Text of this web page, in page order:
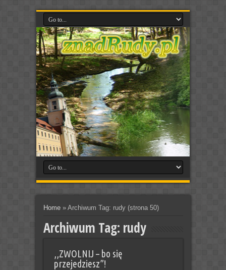
Home» Archiwum Tag: rudy(strona 50)
Archiwum Tag: rudy
,,ZWOLNIJ – bo się
przejedziesz”!